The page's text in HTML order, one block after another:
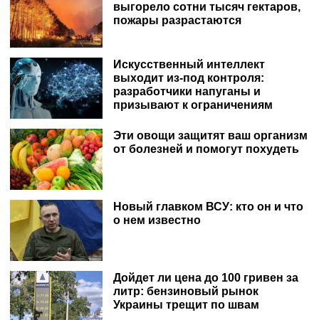
выгорело сотни тысяч гектаров,
пожары разрастаются
Искусственный интеллект
выходит из-под контроля:
разработчики напуганы и
призывают к ограничениям
Эти овощи защитят ваш организм
от болезней и помогут похудеть
Новый главком ВСУ: кто он и что
о нем известно
Дойдет ли цена до 100 гривен за
литр: бензиновый рынок
Украины трещит по швам